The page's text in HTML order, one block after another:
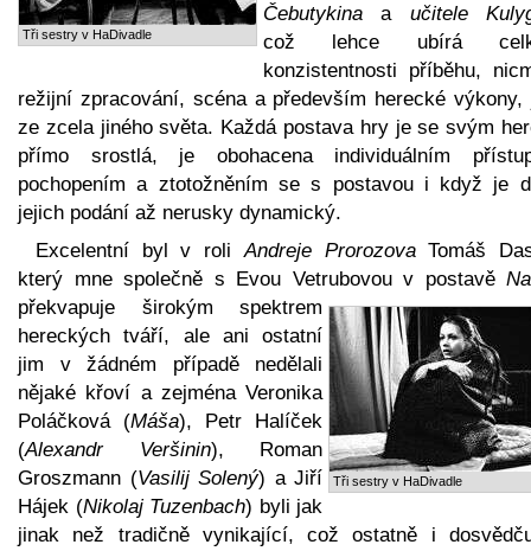
Tři sestry v HaDivadle
Čebutykina a učitele
což lehce ubírá
konzistentnosti příběhu,
režijní zpracování, scéna a především herecké výkony,
ze zcela jiného světa. Každá postava hry je se svým
přímo srostlá, je obohacena individuálním
pochopením a ztotožněním se s postavou i když je
jejich podání až nerusky dynamický.
Excelentní byl v roli Andreje ProrozovaTomáš
který mne společně s Evou Vetrubovou v postavě
Tři sestry v HaDivadle
překvapuje širokým spektrem
hereckých tváří, ale ani ostatní
jim v žádném případě nedělali
nějaké křoví a zejména Veronika
Poláčková (Máša), Petr Halíček
(Alexandr Veršinin), Roman
Groszmann (Vasilij Solený) a Jiří
Hájek (Nikolaj Tuzenbach) byli jak
jinak než tradičně vynikající, což ostatně i